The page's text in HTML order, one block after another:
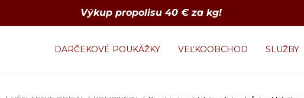
Výkup propolisu 40 € za kg!
DARČEKOVÉ POUKÁŽKY VEĽKOOBCHOD SLUŽBY